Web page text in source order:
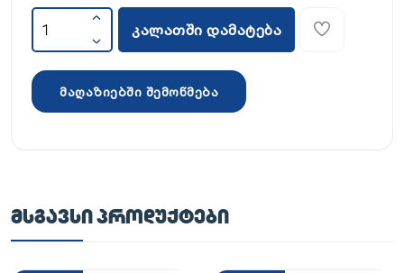
კალათში დამატება
მაღაზიებში შემოწმება
ᲛᲡᲒᲐᲕᲡᲘ ᲞᲠᲝᲓᲣᲥᲢᲔᲑᲘ